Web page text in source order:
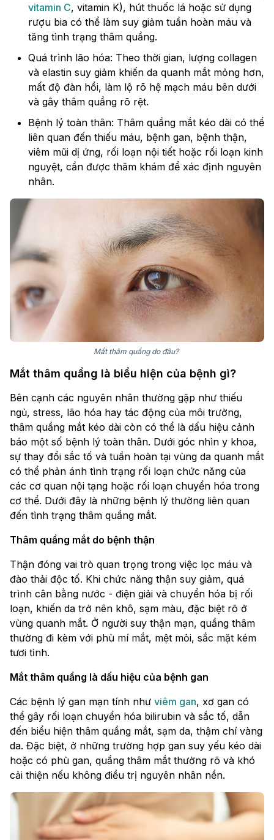
vitamin C, vitamin K), hút thuốc lá hoặc sử dụng
rượu bia có thể làm suy giảm tuần hoàn máu và
tăng tình trạng thâm quầng.
Quá trình lão hóa: Theo thời gian, lượng collagen
và elastin suy giảm khiến da quanh mắt mỏng hơn,
mất độ đàn hồi, làm lộ rõ hệ mạch máu bên dưới
và gây thâm quầng rõ rệt.
Bệnh lý toàn thân: Thâm quầng mắt kéo dài có thể
liên quan đến thiếu máu, bệnh gan, bệnh thận,
viêm mũi dị ứng, rối loạn nội tiết hoặc rối loạn kinh
nguyệt, cần được thăm khám để xác định nguyên
nhân.
Mắt thâm​ quầng do đâu?
Mắt thâm quầng là biểu hiện của bệnh gì?
Bên cạnh các nguyên nhân thường gặp như thiếu
ngủ, stress, lão hóa hay tác động của môi trường,
thâm quầng mắt kéo dài còn có thể là dấu hiệu cảnh
báo một số bệnh lý toàn thân. Dưới góc nhìn y khoa,
sự thay đổi sắc tố và tuần hoàn tại vùng da quanh mắt
có thể phản ánh tình trạng rối loạn chức năng của
các cơ quan nội tạng hoặc rối loạn chuyển hóa trong
cơ thể. Dưới đây là những bệnh lý thường liên quan
đến tình trạng thâm quầng mắt.
Thâm quầng mắt do bệnh thận
Thận đóng vai trò quan trọng trong việc lọc máu và
đào thải độc tố. Khi chức năng thận suy giảm, quá
trình cân bằng nước - điện giải và chuyển hóa bị rối
loạn, khiến da trở nên khô, sạm màu, đặc biệt rõ ở
vùng quanh mắt. Ở người suy thận mạn, quầng thâm
thường đi kèm với phù mí mắt, mệt mỏi, sắc mặt kém
tươi tỉnh.
Mắt thâm quầng là dấu hiệu của bệnh gan
Các bệnh lý gan mạn tính như viêm gan, xơ gan có
thể gây rối loạn chuyển hóa bilirubin và sắc tố, dẫn
đến biểu hiện thâm quầng mắt, sạm da, thậm chí vàng
da. Đặc biệt, ở những trường hợp gan suy yếu kéo dài
hoặc có phù gan, quầng thâm mắt thường rõ và khó
cải thiện nếu không điều trị nguyên nhân nền.